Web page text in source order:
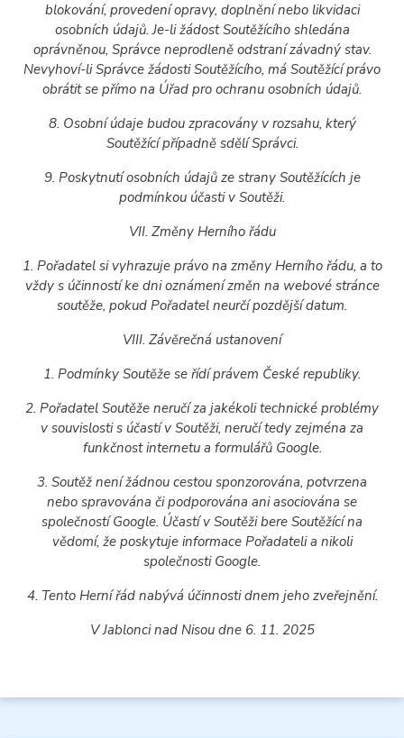
blokování, provedení opravy, doplnění nebo likvidaci
osobních údajů. Je-li žádost Soutěžícího shledána
oprávněnou, Správce neprodleně odstraní závadný stav.
Nevyhoví-li Správce žádosti Soutěžícího, má Soutěžící právo
obrátit se přímo na Úřad pro ochranu osobních údajů.
8. Osobní údaje budou zpracovány v rozsahu, který
Soutěžící případně sdělí Správci.
9. Poskytnutí osobních údajů ze strany Soutěžících je
podmínkou účasti v Soutěži.
VII. Změny Herního řádu
1. Pořadatel si vyhrazuje právo na změny Herního řádu, a to
vždy s účinností ke dni oznámení změn na webové stránce
soutěže, pokud Pořadatel neurčí pozdější datum.
VIII. Závěrečná ustanovení
1. Podmínky Soutěže se řídí právem České republiky.
2. Pořadatel Soutěže neručí za jakékoli technické problémy
v souvislosti s účastí v Soutěži, neručí tedy zejména za
funkčnost internetu a formulářů Google.
3. Soutěž není žádnou cestou sponzorována, potvrzena
nebo spravována či podporována ani asociována se
společností Google. Účastí v Soutěži bere Soutěžící na
vědomí, že poskytuje informace Pořadateli a nikoli
společnosti Google.
4. Tento Herní řád nabývá účinnosti dnem jeho zveřejnění.
V Jablonci nad Nisou dne 6. 11. 2025